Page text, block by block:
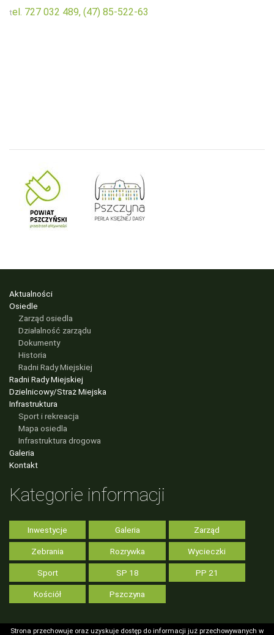
tel. 727 032 489, (47) 85-522-63
Aktualności
Osiedle
Zarząd osiedla
Działalność zarządu
Dokumenty
Historia
Radni Rady Miejskiej
Radni Rady Miejskiej
Dzielnicowy/Straż Miejska
Infrastruktura
Sport i rekreacja
Mapa osiedla
Infrastruktura drogowa
Galeria
Kontakt
Kategorie informacji
Inwestycje Galeria Zarząd
Zebrania Rozrywka Wycieczki
Sport SP 18 PP 21
Kościół Pszczyna
Strona przechowuje oraz uzyskuje dostęp do informacji już przechowywanych w
Strona przechowuje oraz uzyskuje dostęp do informacji już przechowywanych w